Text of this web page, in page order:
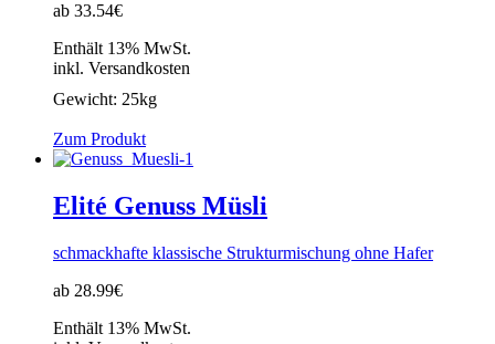
ab 33.54€
Enthält 13% MwSt.
inkl. Versandkosten
Gewicht: 25kg
Zum Produkt
Elité Genuss Müsli
schmackhafte klassische Strukturmischung ohne Hafer
ab 28.99€
Enthält 13% MwSt.